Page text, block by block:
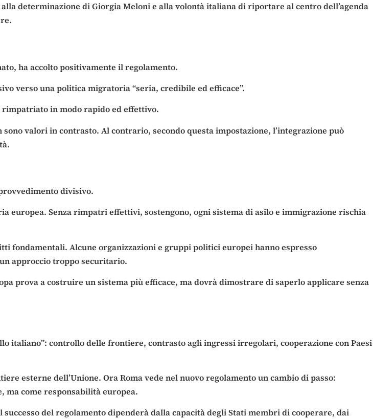
determinazione di Giorgia Meloni e alla volontà italiana di riportare al centro dell’agenda
ha accolto positivamente il regolamento.
verso una politica migratoria “seria, credibile ed efficace”.
in modo rapido ed effettivo.
valori in contrasto. Al contrario, secondo questa impostazione, l’integrazione può
divisivo.
Senza rimpatri effettivi, sostengono, ogni sistema di asilo e immigrazione rischia
fondamentali. Alcune organizzazioni e gruppi politici europei hanno espresso
approccio troppo securitario.
prova a costruire un sistema più efficace, ma dovrà dimostrare di saperlo applicare senza
italiano”: controllo delle frontiere, contrasto agli ingressi irregolari, cooperazione con Paesi
esterne dell’Unione. Ora Roma vede nel nuovo regolamento un cambio di passo:
ma come responsabilità europea.
del regolamento dipenderà dalla capacità degli Stati membri di cooperare, dai